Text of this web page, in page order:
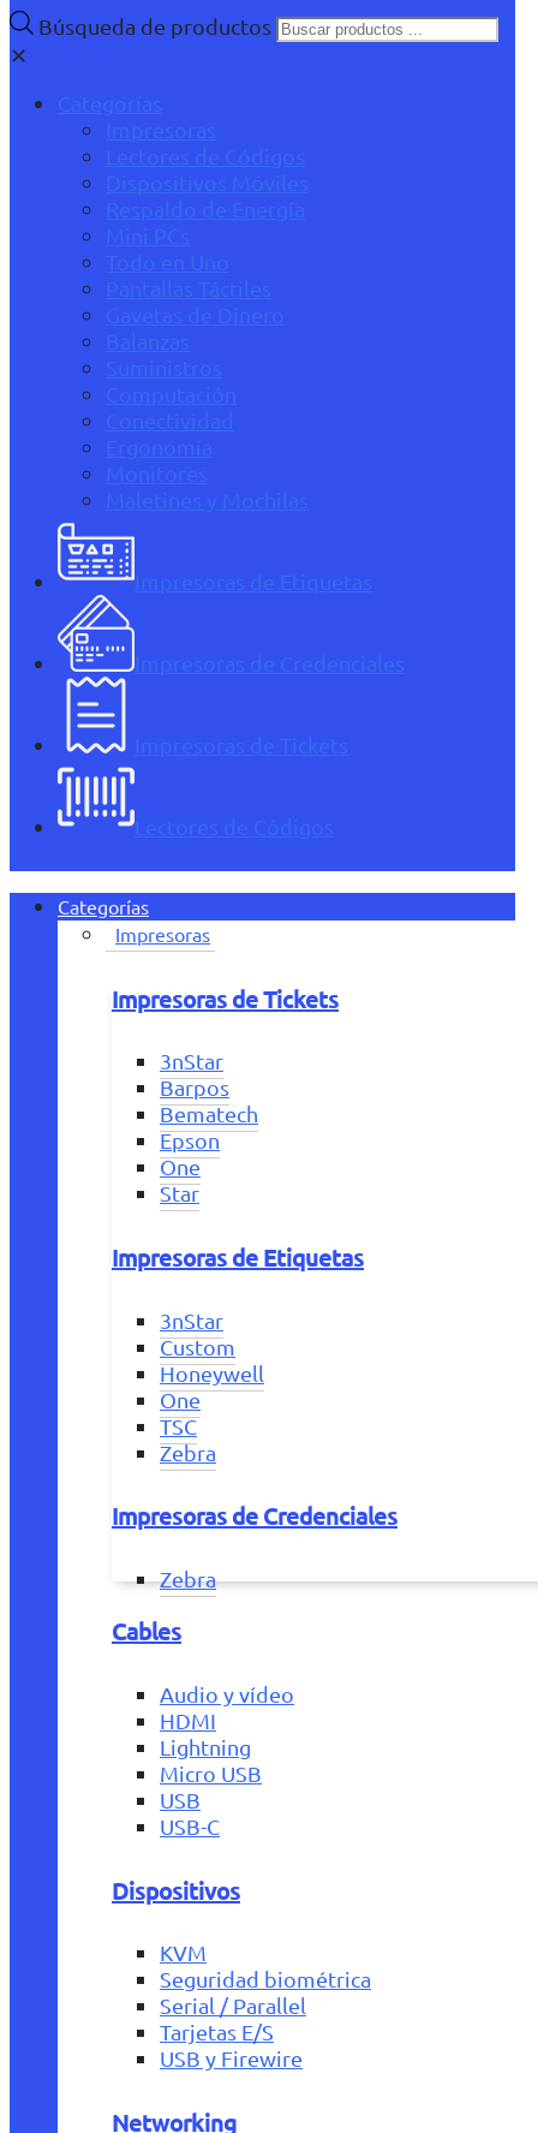
Búsqueda de productos
✕
Categorías
Impresoras
Lectores de Códigos
Dispositivos Móviles
Respaldo de Energía
Mini PCs
Todo en Uno
Pantallas Táctiles
Gavetas de Dinero
Balanzas
Suministros
Computación
Conectividad
Ergonomía
Monitores
Maletines y Mochilas
Impresoras de Etiquetas
Impresoras de Credenciales
Impresoras de Tickets
Lectores de Códigos
Categorías
Impresoras
Impresoras de Tickets
3nStar
Barpos
Bematech
Epson
One
Star
Impresoras de Etiquetas
3nStar
Custom
Honeywell
One
TSC
Zebra
Impresoras de Credenciales
Zebra
Cables
Audio y vídeo
HDMI
Lightning
Micro USB
USB
USB-C
Dispositivos
KVM
Seguridad biométrica
Serial / Parallel
Tarjetas E/S
USB y Firewire
Networking